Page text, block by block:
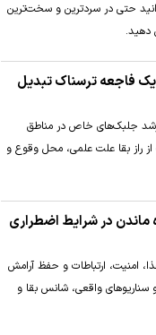
حتی در سردترین و سخت‌ترین
دهید.
فاجعه ترسناک تبدیل
جلبک‌های خاص در مناطق
از راز بقا علت علمی، محل وقوع و
ماندن در شرایط اضطراری
امنیت، ارتباطات و حفظ آرامش
سناریو‌های واقعی، شانس بقا و